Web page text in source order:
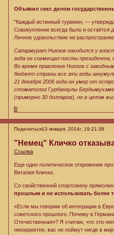
Объявил секс делом
"Каждый истинный туркмен, —
Совокупление всегда было и остаётся
Личное удовольствие не
Сапармурат Ниязов находился у
года он совмещал посты президента,
Во время правления Ниязов с
бюджет страны все эти годы
21 декабря 2006 года он умер от
стоматолог Гурбангулы
(примерно 30 долларов), но в целом
0
Поделиться13 января, 2014г. 19:21:38
"Немец" Кличко
Ссылка
Еще одно политическое откровение
Виталия Кличко.
Со свойственной спортсмену
прошлым и не использовать более
«Если мы говорим об интеграции в
советского прошлого. Почему в
Отечественная»? Я считаю, что это
некорректно, вас не поймут нигде в